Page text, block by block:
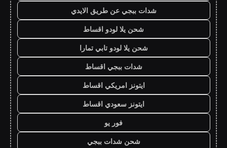
شدات ببجي عن طريق الايدي
شحن يلا لودو اقساط
شحن يلا لودو تابي تمارا
شدات ببجي اقساط
ايتونز امريكي اقساط
ايتونز سعودي اقساط
فور يو
شحن شدات ببجي